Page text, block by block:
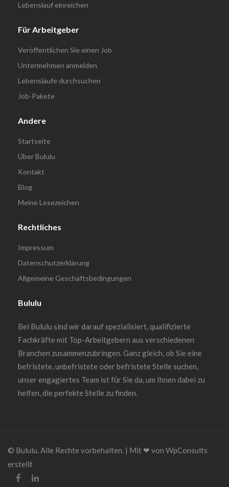
Lebenslauf einreichen
Für Arbeitgeber
Veröffentlichen Sie einen Job
Untermehmen anmelden
Lebensläufe durchsuchen
Job-Pakete
Andere
Startseite
Über Bululu
Kontakt
Blog
Meine Lesezeichen
Rechtliches
Impressum
Datenschutzerklärung
Allgemeine Geschäftsbedingungen
Bululu
Bei Bululu sind wir darauf spezialisiert, qualifizierte
Fachkräfte mit Top-Arbeitgebern aus verschiedenen
Branchen zusammenzubringen. Ganz gleich, ob Sie eine
befristete, unbefristete oder befristete Stelle suchen,
unser engagiertes Team ist für Sie da, um Ihnen dabei zu
helfen, die perfekte Stelle zu finden.
© Bululu. Alle Rechte vorbehalten. | Mit ❤︎ von WpConsults
erstellt